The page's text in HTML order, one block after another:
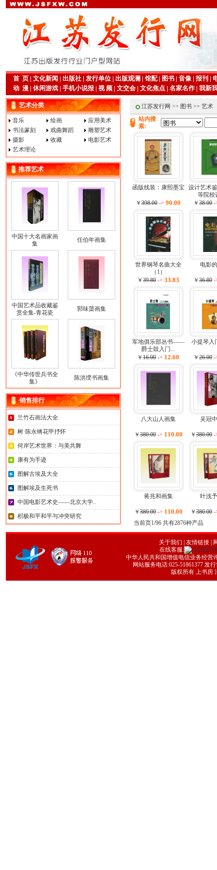
首 页| 文化新闻 | 出版社| 发行单位| 出版观澜 | 馆配| 图书| 音像| 报刊 |
动 漫| 休闲游戏| 手机小说报| 视 频| 文交会| 文化焦点| 名家名作| 我新
艺术分类
音乐 绘画
应用美术
书法篆刻
戏曲舞蹈
雕塑艺术
摄影
收藏
电影艺术
艺术理论
推荐艺术
中国十大名画家画
集
任伯年画集
中国艺术品收藏鉴
赏全集-青花瓷
郭味蕖画集
《中华传世兵书全
集》
陈洪绶书画集
销售排行
兰竹石画法大全
树·陈永锵花甲抒怀
何岸艺术世界：与美共舞
康有为手迹
图解古埃及大全
图解埃及生死书
中国电影艺术史——北京大学..
积极和平和平与冲突研究
江苏发行网 >> 图书 >> 艺术
站内搜
索:
函版线装：康熙墨宝
￥ 398.00 -> 90.00
设计艺术
等院校
￥ 38.00 -
世界钢琴名曲大全
（1）
￥ 39.80 -> 33.83
电影
￥ 36.80 -
军地俱乐部丛书——
爵士鼓入门...
￥ 16.00 -> 12.60
小提琴入
￥ 26.00 -
八大山人画集
￥380.00 -> 110.00
吴冠
￥380.00 -
蒋兆和画集
￥380.00 -> 110.00
叶浅
￥380.00 -
当前页1/96 共有2876种产品
关于我们 友情链接 |
在线客服:
中华人民共和国增值电信业务经营
网站服务电话:025-51861377 发
版权所有 上书房